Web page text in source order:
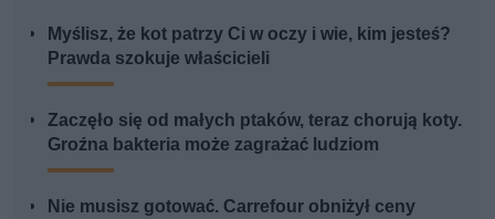
Myślisz, że kot patrzy Ci w oczy i wie, kim jesteś?
Prawda szokuje właścicieli
Zaczęło się od małych ptaków, teraz chorują koty.
Groźna bakteria może zagrażać ludziom
Nie musisz gotować. Carrefour obniżył ceny